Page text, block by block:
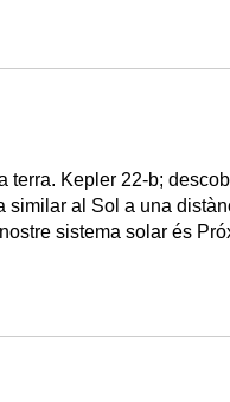
terra. Kepler 22-b;
similar al Sol a una
sistema solar és